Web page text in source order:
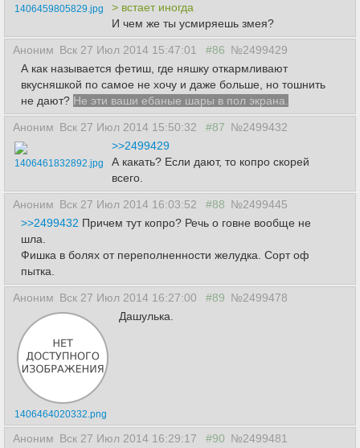
1406459805829.jpg
> встает иногда
И чем же ты усмиряешь змея?
Аноним Вск 27 Июл 2014 15:47:01 #86 №2499429
А как называется фетиш, где няшку откармливают
вкусняшкой по самое не хочу и даже больше, но тошнить
не дают? Не эти ваши ебаные шары в пол экрана.
Аноним Вск 27 Июл 2014 15:50:32 #87 №2499432
1406461832892.jpg
>>2499429
А какать? Если дают, то копро скорей
всего.
Аноним Вск 27 Июл 2014 16:03:52 #88 №2499445
>>2499432 Причем тут копро? Речь о говне вообще не
шла.
Фишка в болях от переполненности желудка. Сорт оф
пытка.
Аноним Вск 27 Июл 2014 16:27:00 #89 №2499478
1406464020332.png
Дашулька.
Аноним Вск 27 Июл 2014 16:29:17 #90 №2499481